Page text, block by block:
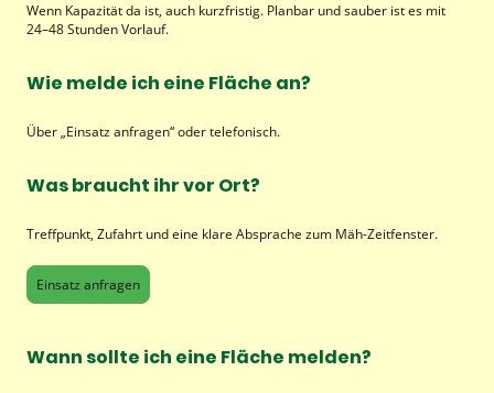
Wenn Kapazität da ist, auch kurzfristig. Planbar und sauber ist es mit
24–48 Stunden Vorlauf.
Wie melde ich eine Fläche an?
Über „Einsatz anfragen“ oder telefonisch.
Was braucht ihr vor Ort?
Treffpunkt, Zufahrt und eine klare Absprache zum Mäh-Zeitfenster.
Einsatz anfragen
Wann sollte ich eine Fläche melden?